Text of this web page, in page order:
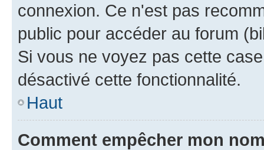
connexion. Ce n'est pas
public pour accéder au forum
Si vous ne voyez pas cette
désactivé cette fonctionnalité.
Haut
Comment empêcher mon